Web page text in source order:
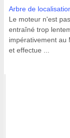
Arbre de
Le moteur n'est
entraîné trop
impérativement au
et effectue ...